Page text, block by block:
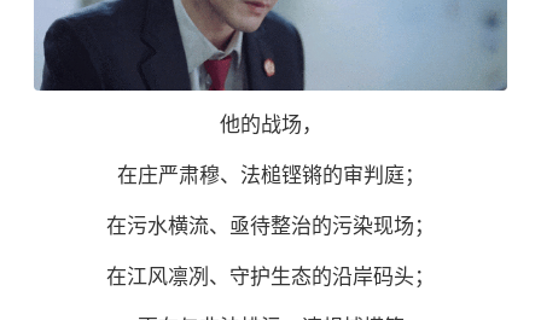
他的战场，
在庄严肃穆、法槌铿锵的审判庭；
在污水横流、亟待整治的污染现场；
在江风凛冽、守护生态的沿岸码头；